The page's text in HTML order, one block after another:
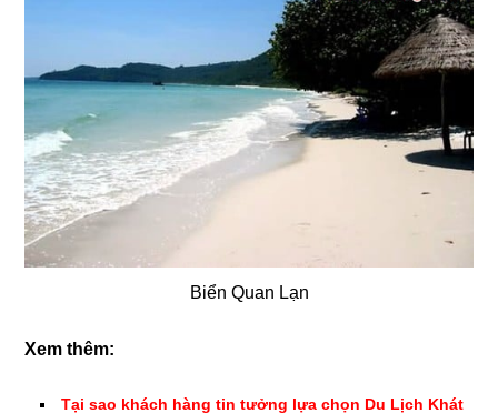
Biển Quan Lạn
Xem thêm:
Tại sao khách hàng tin tưởng lựa chọn Du Lịch Khát